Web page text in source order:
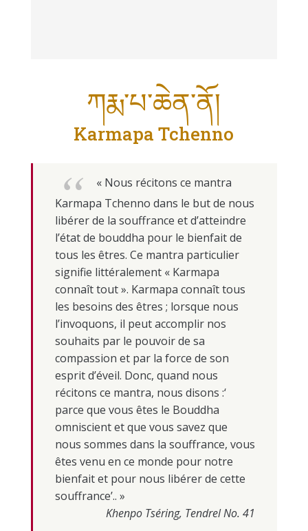
ཀརྨ་པ་ཆེན་ནོ།
Karmapa Tchenno
« Nous récitons ce mantra
Karmapa Tchenno dans le but de nous
libérer de la souffrance et d’atteindre
l’état de bouddha pour le bienfait de
tous les êtres. Ce mantra particulier
signifie littéralement « Karmapa
connaît tout ». Karmapa connaît tous
les besoins des êtres ; lorsque nous
l’invoquons, il peut accomplir nos
souhaits par le pouvoir de sa
compassion et par la force de son
esprit d’éveil. Donc, quand nous
récitons ce mantra, nous disons :‘
parce que vous êtes le Bouddha
omniscient et que vous savez que
nous sommes dans la souffrance, vous
êtes venu en ce monde pour notre
bienfait et pour nous libérer de cette
souffrance’.. »
Khenpo Tséring, Tendrel No. 41